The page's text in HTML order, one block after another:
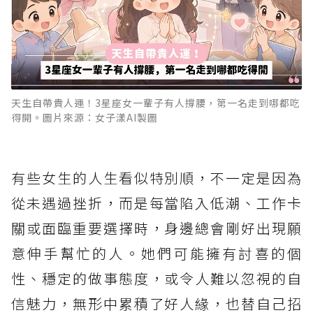
天生自帶貴人運！3星座女一輩子有人撐腰，第一名走到哪都吃
得開。圖片來源：女子漾AI製圖
有些女生的人生看似特別順，不一定是因為
從未遇過挫折，而是每當陷入低潮、工作卡
關或面臨重要選擇時，身邊總會剛好出現願
意伸手幫忙的人。她們可能擁有討喜的個
性、穩定的做事態度，或令人難以忽視的自
信魅力，無形中累積了好人緣，也替自己招